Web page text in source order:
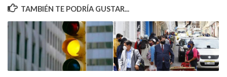
TAMBIÉN TE PODRÍA GUSTAR...